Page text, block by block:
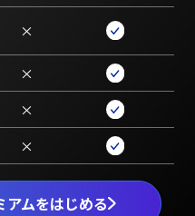
アムをはじめる
×
×
×
×